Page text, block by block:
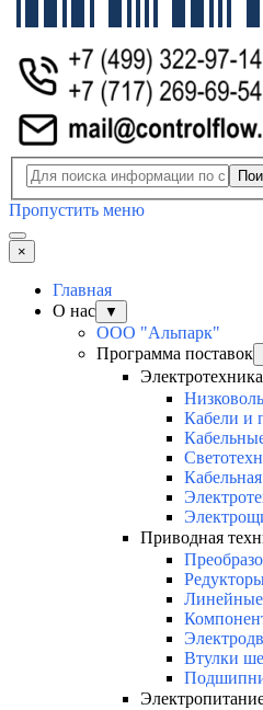
Пропустить меню
×
Главная
О нас
▼
ООО "Альпарк"
Программа поставок
Электротехника
Кабели и
Приводная
Втулки